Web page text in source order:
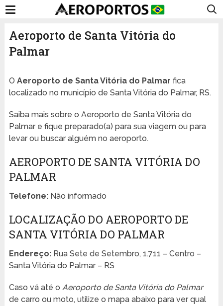
Aeroporto de Santa Vitória do
Palmar
O Aeroporto de Santa Vitória do Palmar fica
localizado no município de Santa Vitória do Palmar, RS.
Saiba mais sobre o Aeroporto de Santa Vitória do
Palmar e fique preparado(a) para sua viagem ou para
levar ou buscar alguém no aeroporto.
AEROPORTO DE SANTA VITÓRIA DO
PALMAR
Telefone:Não informado
LOCALIZAÇÃO DO AEROPORTO DE
SANTA VITÓRIA DO PALMAR
Endereço:Rua Sete de Setembro, 1.711 – Centro –
Santa Vitória do Palmar – RS
Caso vá até o Aeroporto de Santa Vitória do Palmar
de carro ou moto, utilize o mapa abaixo para ver qual